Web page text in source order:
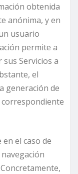
obtenida
anónima, y en
usuario
permite a
Servicios a
el
generación de
correspondiente
el caso de